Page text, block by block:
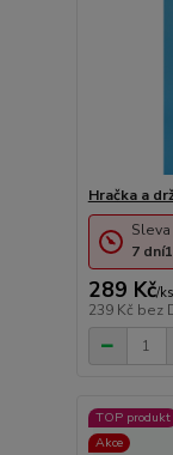
Hračka a
289 Kč/ks
239 Kč bez
7 dní
TOP produkt
Akce